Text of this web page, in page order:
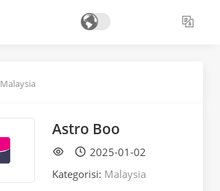
Malaysia
Astro Boo
2025-01-02
Kategorisi: Malaysia